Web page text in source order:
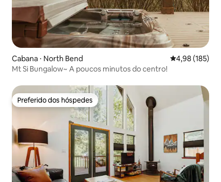
Cabana ⋅ North Bend 4,98 de uma
4,98 (185)
Mt Si Bungalow~ A poucos minutos do centro!
Preferido dos hóspedes
Preferido dos hóspedes